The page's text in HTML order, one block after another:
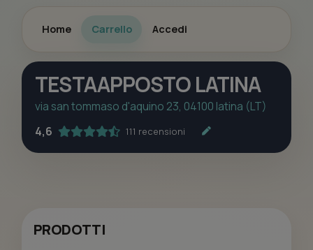
Home Carrello Accedi
TESTAAPPOSTO LATINA
via san tommaso d'aquino 23, 04100 latina (LT)
4,6
111 recensioni
PRODOTTI